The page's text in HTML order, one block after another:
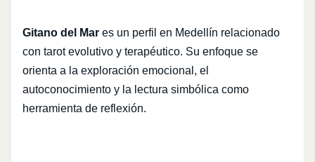
Gitano del Mar es un perfil en Medellín relacionado
con tarot evolutivo y terapéutico. Su enfoque se
orienta a la exploración emocional, el
autoconocimiento y la lectura simbólica como
herramienta de reflexión.